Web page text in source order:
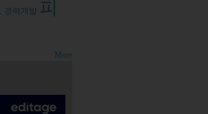
경력개발 피
More